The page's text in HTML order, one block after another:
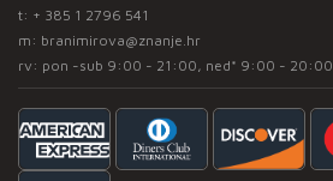
t: + 385 1 2796 541
m: branimirova@znanje.hr
rv: pon -sub 9:00 - 21:00, ned* 9:00 - 20:00